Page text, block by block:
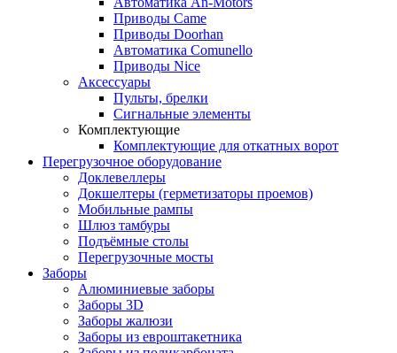
Приводы Came
Приводы Doorhan
Автоматика Comunello
Приводы Nice
Аксессуары
Пульты, брелки
Сигнальные элементы
Комплектующие
Комплектующие для откатных ворот
Перегрузочное оборудование
Доклевеллеры
Докшелтеры (герметизаторы проемов)
Мобильные рампы
Шлюз тамбуры
Подъёмные столы
Перегрузочные мосты
Заборы
Алюминиевые заборы
Заборы 3D
Заборы жалюзи
Заборы из евроштакетника